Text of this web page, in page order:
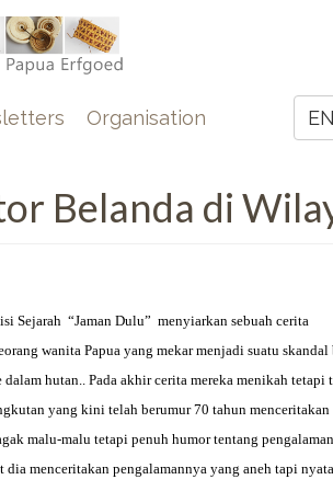
Organisation
Belanda di
Sejarah “Jaman Dulu” menyiarkan sebuah cerita
wanita Papua yang mekar menjadi suatu skandal
hutan.. Pada akhir cerita mereka menikah tetapi
yang kini telah berumur 70 tahun menceritakan
malu-malu tetapi penuh humor tentang
menceritakan pengalamannya yang aneh tapi